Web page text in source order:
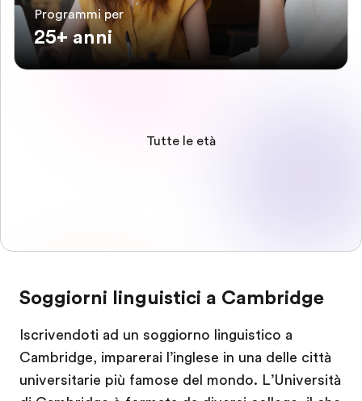
Programmi per
25+ anni
Tutte le età
Soggiorni linguistici a Cambridge
Iscrivendoti ad un soggiorno linguistico a
Cambridge, imparerai l’inglese in una delle città
universitarie più famose del mondo. L’Università